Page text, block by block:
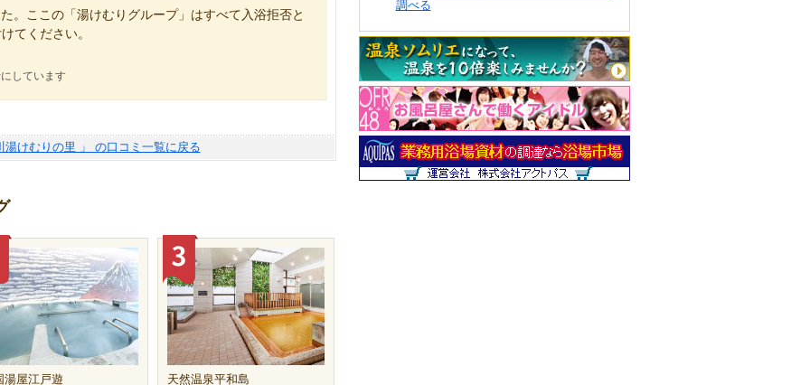
ここの「湯けむりグループ」はすべて入浴拒否と
てください。
しています
湯けむりの里 」 の口コミ一覧に戻る
湯屋江戸遊 天然温泉平和島
調べる